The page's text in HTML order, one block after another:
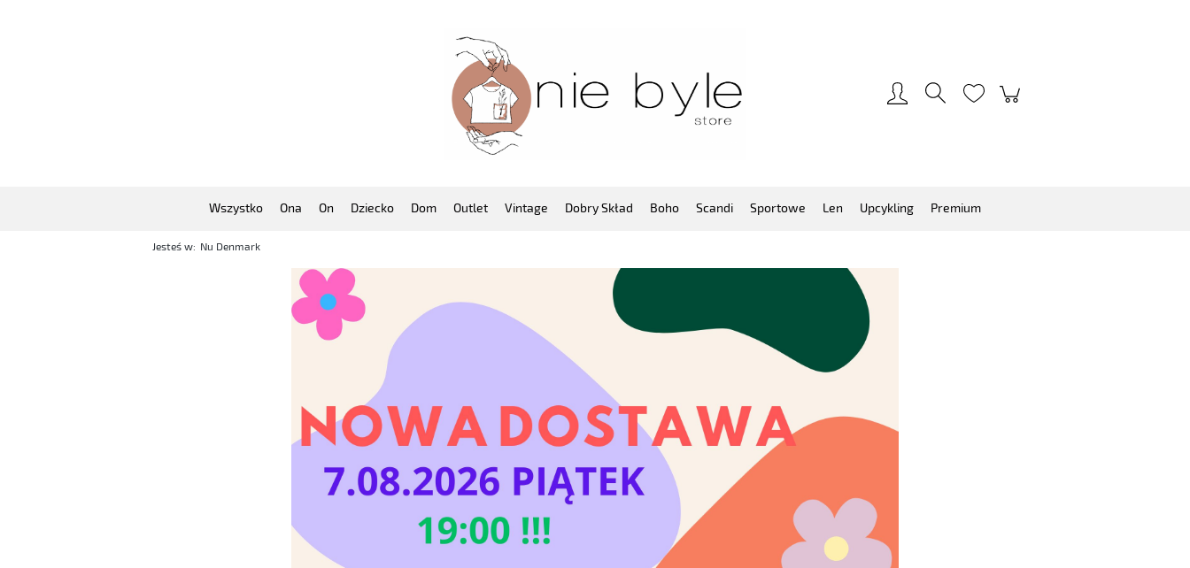
Wszystko Ona On Dziecko Dom Outlet Vintage Dobry Skład Boho Scandi Sportowe Len Upcykling Premium
Jesteś w: Nu Denmark